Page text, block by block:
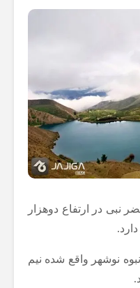
نبی در ارتفاع دوهزار
نوشهر واقع شده نیم